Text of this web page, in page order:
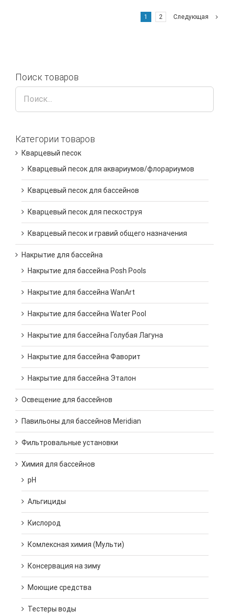
1 2 Следующая
Поиск товаров
Категории товаров
Кварцевый песок
Кварцевый песок для аквариумов/флорариумов
Кварцевый песок для бассейнов
Кварцевый песок для пескоструя
Кварцевый песок и гравий общего назначения
Накрытие для бассейна
Накрытие для бассейна Posh Pools
Накрытие для бассейна WanArt
Накрытие для бассейна Water Pool
Накрытие для бассейна Голубая Лагуна
Накрытие для бассейна Фаворит
Накрытие для бассейна Эталон
Освещение для бассейнов
Павильоны для бассейнов Meridian
Фильтровальные установки
Химия для бассейнов
pH
Альгициды
Кислород
Комлексная химия (Мульти)
Консервация на зиму
Моющие средства
Тестеры воды